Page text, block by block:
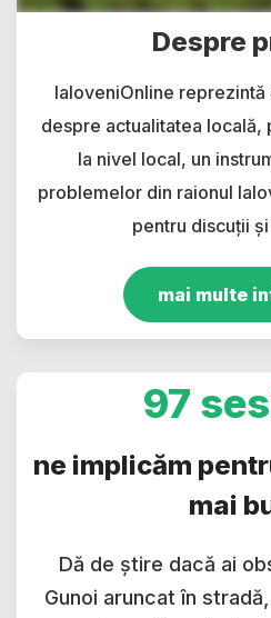
Despre
IaloveniOnline
despre actualitatea locală,
la nivel local, un
problemelor din raionul
pentru discuții
mai multe
97
ne implicăm
mai
Dă de știre dacă ai
Gunoi aruncat în